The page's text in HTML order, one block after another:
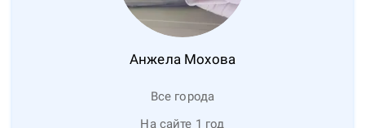
Анжела Мохова
Все города
На сайте 1 год